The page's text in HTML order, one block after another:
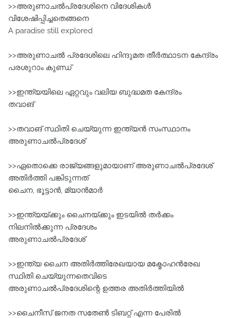
>>അരുണാചൽപ്രദേശിനെ വിദേശികൾ
വിശേഷിപ്പിച്ചതെങ്ങനെ
A paradise still explored
>>അരുണാചൽ പ്രദേശിലെ ഹിന്ദുമത തീർത്ഥാടന കേന്ദ്രം
പരശുറാം കുണ്ഡ്‌
>>ഇന്ത്യയിലെ ഏറ്റവും വലിയ ബുദ്ധമത കേന്ദ്രം
തവാങ്‌
>>തവാങ്‌ സ്ഥിതി ചെയ്യുന്ന ഇന്ത്യൻ സംസ്ഥാനം
അരുണാചൽപ്രദേശ്‌
>>ഏതൊക്കെ രാജ്യങ്ങളുമായാണ് അരുണാചൽപ്രദേശ്‌
അതിർത്തി പങ്കിടുന്നത്‌
ചൈന, ഭൂട്ടാൻ, മ്യാൻമാർ
>>ഇന്ത്യയ്ക്കും ചൈനയ്ക്കും ഇടയിൽ തർക്കം
നിലനിൽക്കുന്ന പ്രദേശം
അരുണാചൽപ്രദേശ്‌
>>ഇന്ത്യ ചൈന അതിർത്തിരേഖയായ മക്മോഹൻരേഖ
സ്ഥിതി ചെയ്യുന്നതെവിടെ
അരുണാചൽപ്രദേശിന്റെ ഉത്തര അതിർത്തിയിൽ
>>ചൈനീസ്‌ ജനത സതേൺ ടിബറ്റ്‌ എന്ന പേരിൽ